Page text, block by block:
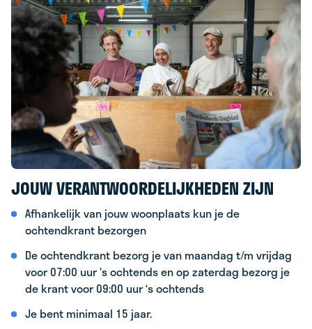
JOUW VERANTWOORDELIJKHEDEN ZIJN
Afhankelijk van jouw woonplaats kun je de
ochtendkrant bezorgen
De ochtendkrant bezorg je van maandag t/m vrijdag
voor 07:00 uur ’s ochtends en op zaterdag bezorg je
de krant voor 09:00 uur ‘s ochtends
Je bent minimaal 15 jaar.